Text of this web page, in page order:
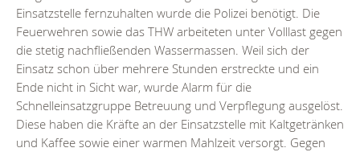
Einsatzstelle fernzuhalten wurde die Polizei benötigt. Die
Feuerwehren sowie das THW arbeiteten unter Volllast gegen
die stetig nachfließenden Wassermassen. Weil sich der
Einsatz schon über mehrere Stunden erstreckte und ein
Ende nicht in Sicht war, wurde Alarm für die
Schnelleinsatzgruppe Betreuung und Verpflegung ausgelöst.
Diese haben die Kräfte an der Einsatzstelle mit Kaltgetränken
und Kaffee sowie einer warmen Mahlzeit versorgt. Gegen